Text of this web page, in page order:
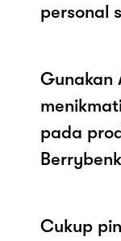
personal
Gunakan
pada
Cukup